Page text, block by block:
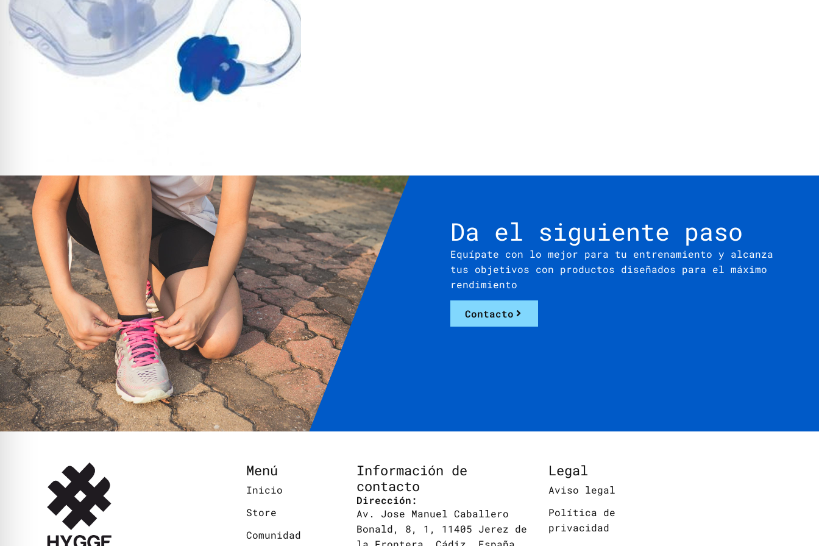
Da el siguiente paso
Equípate con lo mejor para tu entrenamiento y alcanza
tus objetivos con productos diseñados para el máximo
rendimiento
Contacto
Menú
Inicio
Store
Comunidad
Información de
contacto
Dirección:
Av. Jose Manuel Caballero
Bonald, 8, 1, 11405 Jerez de
Legal
Aviso legal
Política de
privacidad